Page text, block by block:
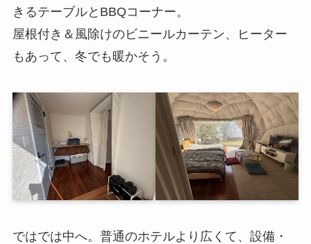
きるテーブルとBBQコーナー。
屋根付き＆風除けのビニールカーテン、ヒーター
もあって、冬でも暖かそう。
ではでは中へ。普通のホテルより広くて、設備・